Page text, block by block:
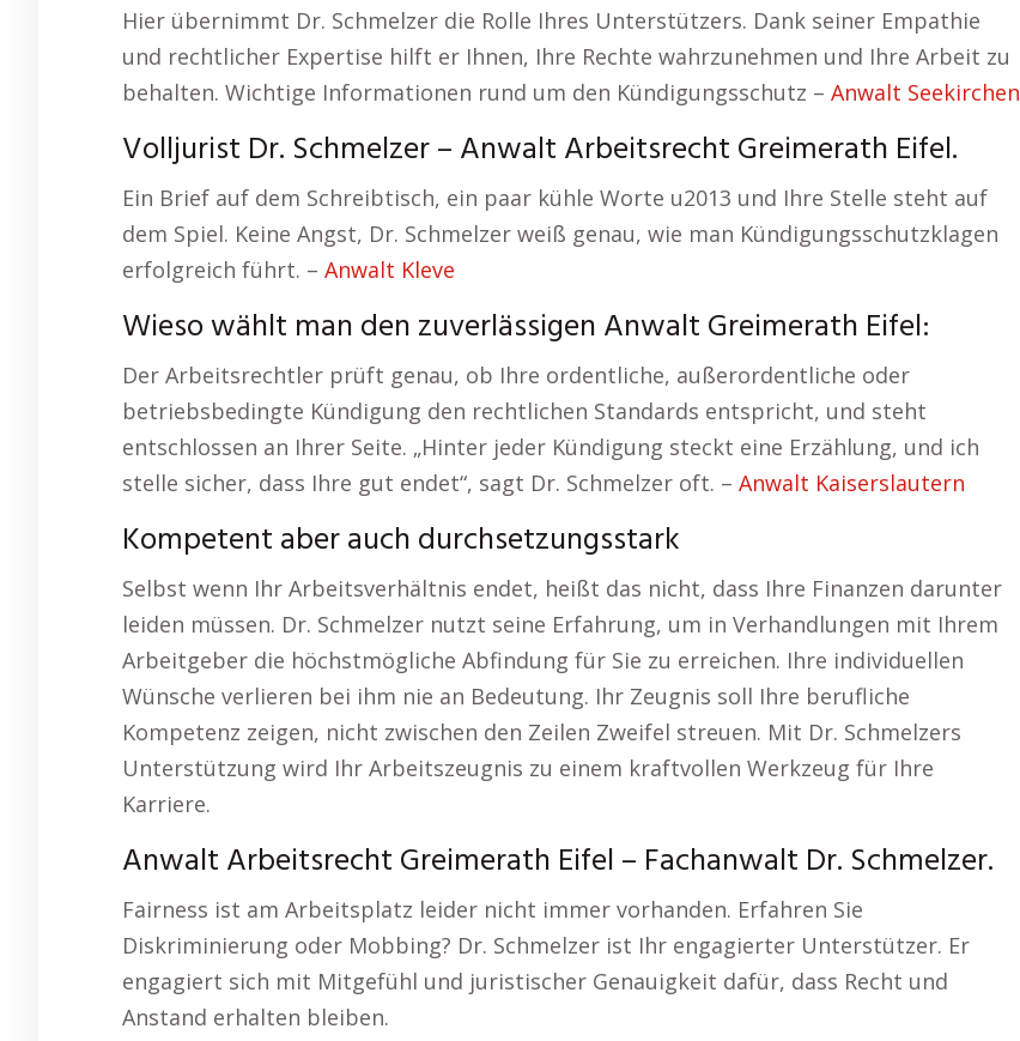
Hier übernimmt Dr. Schmelzer die Rolle Ihres Unterstützers. Dank seiner Empathie
und rechtlicher Expertise hilft er Ihnen, Ihre Rechte wahrzunehmen und Ihre Arbeit zu
behalten. Wichtige Informationen rund um den Kündigungsschutz – Anwalt Seekirchen
Volljurist Dr. Schmelzer – Anwalt Arbeitsrecht Greimerath Eifel.
Ein Brief auf dem Schreibtisch, ein paar kühle Worte u2013 und Ihre Stelle steht auf
dem Spiel. Keine Angst, Dr. Schmelzer weiß genau, wie man Kündigungsschutzklagen
erfolgreich führt. – Anwalt Kleve
Wieso wählt man den zuverlässigen Anwalt Greimerath Eifel:
Der Arbeitsrechtler prüft genau, ob Ihre ordentliche, außerordentliche oder
betriebsbedingte Kündigung den rechtlichen Standards entspricht, und steht
entschlossen an Ihrer Seite. „Hinter jeder Kündigung steckt eine Erzählung, und ich
stelle sicher, dass Ihre gut endet“, sagt Dr. Schmelzer oft. – Anwalt Kaiserslautern
Kompetent aber auch durchsetzungsstark
Selbst wenn Ihr Arbeitsverhältnis endet, heißt das nicht, dass Ihre Finanzen darunter
leiden müssen. Dr. Schmelzer nutzt seine Erfahrung, um in Verhandlungen mit Ihrem
Arbeitgeber die höchstmögliche Abfindung für Sie zu erreichen. Ihre individuellen
Wünsche verlieren bei ihm nie an Bedeutung. Ihr Zeugnis soll Ihre berufliche
Kompetenz zeigen, nicht zwischen den Zeilen Zweifel streuen. Mit Dr. Schmelzers
Unterstützung wird Ihr Arbeitszeugnis zu einem kraftvollen Werkzeug für Ihre
Karriere.
Anwalt Arbeitsrecht Greimerath Eifel – Fachanwalt Dr. Schmelzer.
Fairness ist am Arbeitsplatz leider nicht immer vorhanden. Erfahren Sie
Diskriminierung oder Mobbing? Dr. Schmelzer ist Ihr engagierter Unterstützer. Er
engagiert sich mit Mitgefühl und juristischer Genauigkeit dafür, dass Recht und
Anstand erhalten bleiben.